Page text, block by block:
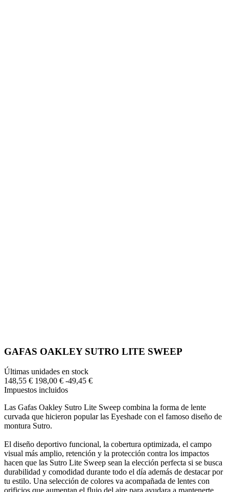
GAFAS OAKLEY SUTRO LITE SWEEP
Últimas unidades en stock
148,55 € 198,00 € -49,45 €
Impuestos incluidos
Las Gafas Oakley Sutro Lite Sweep combina la forma de lente
curvada que hicieron popular las Eyeshade con el famoso diseño de
montura Sutro.
El diseño deportivo funcional, la cobertura optimizada, el campo
visual más amplio, retención y la protección contra los impactos
hacen que las Sutro Lite Sweep sean la elección perfecta si se busca
durabilidad y comodidad durante todo el día además de destacar por
tu estilo. Una selección de colores va acompañada de lentes con
orificios que aumentan el flujo del aire para ayudara a mantenerte